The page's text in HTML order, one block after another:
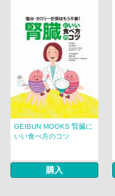
GEIBUN MOOKS 腎臓に
いい食べ方のコツ
購入